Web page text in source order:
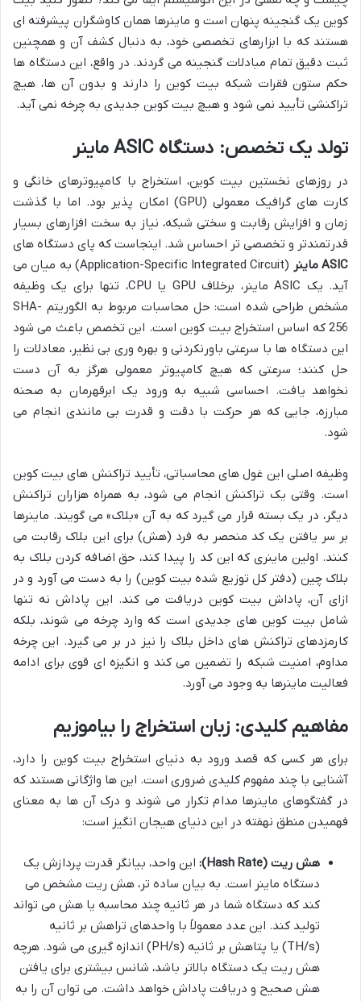
کوین یک گنجینه پنهان است و ماینرها همان کاوشگران پیشرفته ای
هستند که با ابزارهای تخصصی خود، به دنبال کشف آن و همچنین
ثبت دقیق تمام مبادلات گنجینه می گردند. در واقع، این دستگاه ها
حکم ستون فقرات شبکه بیت کوین را دارند و بدون آن ها، هیچ
تراکنشی تأیید نمی شود و هیچ بیت کوین جدیدی به چرخه نمی آید.
تولد یک تخصص: دستگاه ASIC ماینر
در روزهای نخستین بیت کوین، استخراج با کامپیوترهای خانگی و
کارت های گرافیک معمولی (GPU) امکان پذیر بود. اما با گذشت
زمان و افزایش رقابت و سختی شبکه، نیاز به سخت افزارهای بسیار
قدرتمندتر و تخصصی تر احساس شد. اینجاست که پای دستگاه های
ASIC ماینر
(Application-Specific Integrated Circuit) به میان می
آید. یک ASIC ماینر، برخلاف GPU یا CPU، تنها برای یک وظیفه
مشخص طراحی شده است: حل محاسبات مربوط به الگوریتم SHA-
256 که اساس استخراج بیت کوین است. این تخصص باعث می شود
این دستگاه ها با سرعتی باورنکردنی و بهره وری بی نظیر، معادلات را
حل کنند؛ سرعتی که هیچ کامپیوتر معمولی هرگز به آن دست
نخواهد یافت. احساسی شبیه به ورود یک ابرقهرمان به صحنه
مبارزه، جایی که هر حرکت با دقت و قدرت بی مانندی انجام می
شود.
وظیفه اصلی این غول های محاسباتی، تأیید تراکنش های بیت کوین
است. وقتی یک تراکنش انجام می شود، به همراه هزاران تراکنش
دیگر، در یک بسته قرار می گیرد که به آن «بلاک» می گویند. ماینرها
بر سر یافتن یک کد منحصر به فرد (هش) برای این بلاک رقابت می
کنند. اولین ماینری که این کد را پیدا کند، حق اضافه کردن بلاک به
بلاک چین (دفتر کل توزیع شده بیت کوین) را به دست می آورد و در
ازای آن، پاداش بیت کوین دریافت می کند. این پاداش نه تنها
شامل بیت کوین های جدیدی است که وارد چرخه می شوند، بلکه
کارمزدهای تراکنش های داخل بلاک را نیز در بر می گیرد. این چرخه
مداوم، امنیت شبکه را تضمین می کند و انگیزه ای قوی برای ادامه
فعالیت ماینرها به وجود می آورد.
مفاهیم کلیدی: زبان استخراج را بیاموزیم
برای هر کسی که قصد ورود به دنیای استخراج بیت کوین را دارد،
آشنایی با چند مفهوم کلیدی ضروری است. این ها واژگانی هستند که
در گفتگوهای ماینرها مدام تکرار می شوند و درک آن ها به معنای
فهمیدن منطق نهفته در این دنیای هیجان انگیز است:
هش ریت (Hash Rate):
این واحد، بیانگر قدرت پردازش یک
دستگاه ماینر است. به بیان ساده تر، هش ریت مشخص می
کند که دستگاه شما در هر ثانیه چند محاسبه یا هش می تواند
تولید کند. این عدد معمولاً با واحدهای تراهش بر ثانیه
(TH/s) یا پتاهش بر ثانیه (PH/s) اندازه گیری می شود. هرچه
هش ریت یک دستگاه بالاتر باشد، شانس بیشتری برای یافتن
هش صحیح و دریافت پاداش خواهد داشت. می توان آن را به